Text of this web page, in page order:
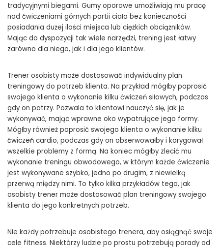
tradycyjnymi biegami. Gumy oporowe umożliwiają mu pracę
nad ćwiczeniami górnych partii ciała bez konieczności
posiadania dużej ilości miejsca lub ciężkich obciążników.
Mając do dyspozycji tak wiele narzędzi, trening jest łatwy
zarówno dla niego, jak i dla jego klientów.
Trener osobisty może dostosować indywidualny plan
treningowy do potrzeb klienta. Na przykład mógłby poprosić
swojego klienta o wykonanie kilku ćwiczeń siłowych, podczas
gdy on patrzy. Pozwala to klientowi nauczyć się, jak je
wykonywać, mając wprawne oko wypatrujące jego formy.
Mógłby również poprosić swojego klienta o wykonanie kilku
ćwiczeń cardio, podczas gdy on obserwowałby i korygował
wszelkie problemy z formą. Na koniec mógłby zlecić mu
wykonanie treningu obwodowego, w którym każde ćwiczenie
jest wykonywane szybko, jedno po drugim, z niewielką
przerwą między nimi. To tylko kilka przykładów tego, jak
osobisty trener może dostosować plan treningowy swojego
klienta do jego konkretnych potrzeb.
Nie każdy potrzebuje osobistego trenera, aby osiągnąć swoje
cele fitness. Niektórzy ludzie po prostu potrzebują porady od